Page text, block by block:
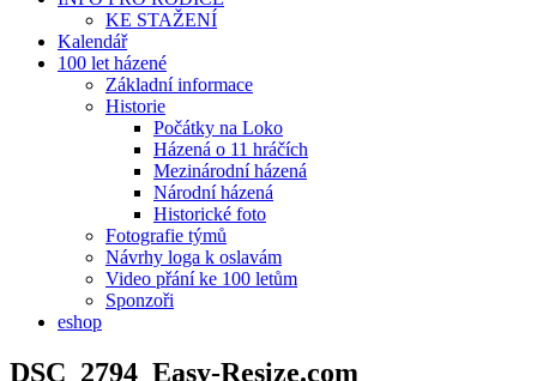
KE STAŽENÍ
Kalendář
100 let házené
Základní informace
Historie
Počátky na Loko
Házená o 11 hráčích
Mezinárodní házená
Národní házená
Historické foto
Fotografie týmů
Návrhy loga k oslavám
Video přání ke 100 letům
Sponzoři
eshop
DSC_2794_Easy-Resize.com_